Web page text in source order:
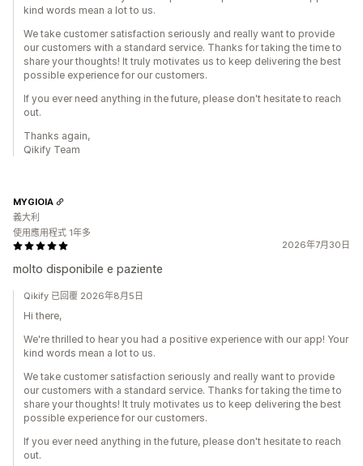
kind words mean a lot to us.
We take customer satisfaction seriously and really want to provide
our customers with a standard service. Thanks for taking the time to
share your thoughts! It truly motivates us to keep delivering the best
possible experience for our customers.
If you ever need anything in the future, please don't hesitate to reach
out.
Thanks again,
Qikify Team
2026年7月30日
molto disponibile e paziente
MYGIOIA
義大利
使用應用程式 1年多
Qikify 已回覆 2026年8月5日
Hi there,
We're thrilled to hear you had a positive experience with our app! Your
kind words mean a lot to us.
We take customer satisfaction seriously and really want to provide
our customers with a standard service. Thanks for taking the time to
share your thoughts! It truly motivates us to keep delivering the best
possible experience for our customers.
If you ever need anything in the future, please don't hesitate to reach
out.